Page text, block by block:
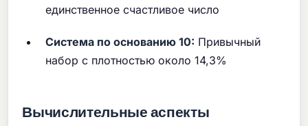
единственное счастливое число
Система по основанию 10: Привычный
набор с плотностью около 14,3%
Вычислительные аспекты